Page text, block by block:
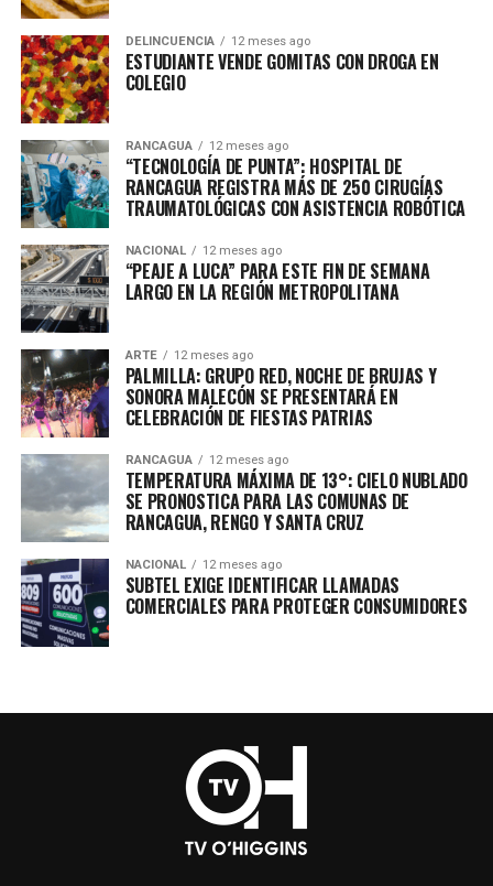
DELINCUENCIA 12 meses ago
ESTUDIANTE VENDE GOMITAS CON DROGA EN
COLEGIO
RANCAGUA 12 meses ago
“TECNOLOGÍA DE PUNTA”: HOSPITAL DE
RANCAGUA REGISTRA MÁS DE 250 CIRUGÍAS
TRAUMATOLÓGICAS CON ASISTENCIA ROBÓTICA
NACIONAL 12 meses ago
“PEAJE A LUCA” PARA ESTE FIN DE SEMANA
LARGO EN LA REGIÓN METROPOLITANA
ARTE 12 meses ago
PALMILLA: GRUPO RED, NOCHE DE BRUJAS Y
SONORA MALECÓN SE PRESENTARÁ EN
CELEBRACIÓN DE FIESTAS PATRIAS
RANCAGUA 12 meses ago
TEMPERATURA MÁXIMA DE 13°: CIELO NUBLADO
SE PRONOSTICA PARA LAS COMUNAS DE
RANCAGUA, RENGO Y SANTA CRUZ
NACIONAL 12 meses ago
SUBTEL EXIGE IDENTIFICAR LLAMADAS
COMERCIALES PARA PROTEGER CONSUMIDORES